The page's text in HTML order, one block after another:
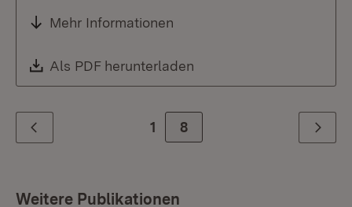
Mehr Informationen
Download:
Als PDF herunterladen
Zurück 1 Zur Seite
8 Weiter
Weitere Publikationen